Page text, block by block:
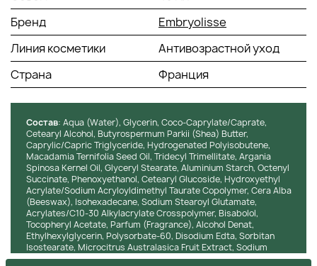
Бренд
Embryolisse
Линия косметики
Антивозрастной уход
Страна
Франция
Состав: Aqua (Water), Glycerin, Coco-Caprylate/Caprate,
Cetearyl Alcohol, Butyrospermum Parkii (Shea) Butter,
Caprylic/Capric Triglyceride, Hydrogenated Polyisobutene,
Macadamia Ternifolia Seed Oil, Tridecyl Trimellitate, Argania
Spinosa Kernel Oil, Glyceryl Stearate, Aluminium Starch, Octenyl
Succinate, Phenoxyethanol, Cetearyl Glucoside, Hydroxyethyl
Acrylate/Sodium Acryloyldimethyl Taurate Copolymer, Cera Alba
(Beeswax), Isohexadecane, Sodium Stearoyl Glutamate,
Acrylates/C10-30 Alkylacrylate Crosspolymer, Bisabolol,
Tocopheryl Acetate, Parfum (Fragrance), Alcohol Denat,
Ethylhexylglycerin, Polysorbate-60, Disodium Edta, Sorbitan
Isostearate, Microcitrus Australasica Fruit Extract, Sodium
Hydroxide, Limonene.